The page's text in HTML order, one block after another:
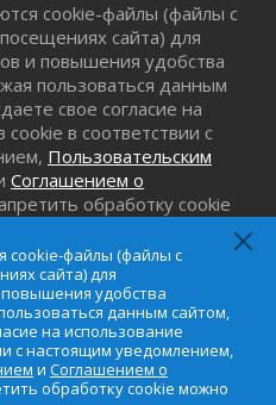
акция «Белый
творчества
жизнь
к волонтёрам
векового юбилея
cookie-файлы (файлы с
сайта) для
и повышения удобства
пользоваться данным
свое согласие на
в соответствии с
Пользовательским
Соглашением о
обработку cookie
cookie-файлы (файлы с
сайта) для
удобства
данным сайтом,
на использование
с настоящим уведомлением,
и Соглашением о
обработку cookie можно